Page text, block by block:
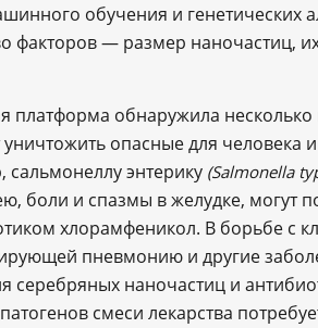
обучения и генетических
факторов — размер наночастиц,
платформа обнаружила
опасные для человека
энтерику (Salmonella
боли и спазмы в желудке, могут
хлорамфеникол. В борьбе с
пневмонию и другие
серебряных наночастиц и
смеси лекарства